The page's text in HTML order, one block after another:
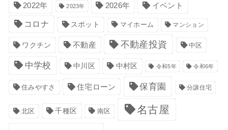
2022年 2023年 2026年 イベント
コロナ スポット マイホーム マンション
ワクチン 不動産 不動産投資 中区
中学校 中川区 中村区 令和5年 令和6年
住みやすさ 住宅ローン 保育園 分譲住宅
北区 千種区 南区 名古屋